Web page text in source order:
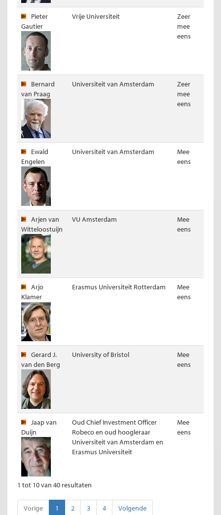
Pieter
Gautier
Vrije Universiteit
Zeer
mee
eens
Bernard
van Praag
Universiteit van Amsterdam
Zeer
mee
eens
Ewald
Engelen
Universiteit van Amsterdam
Mee
eens
Arjen van
Witteloostuijn
VU Amsterdam
Mee
eens
Arjo
Klamer
Erasmus Universiteit Rotterdam
Mee
eens
Gerard J.
van den Berg
University of Bristol
Mee
eens
Jaap van
Duijn
Oud Chief Investment Officer
Robeco en oud hoogleraar
Universiteit van Amsterdam en
Erasmus Universiteit
Mee
eens
1 tot 10 van 40 resultaten
Vorige 1 2 3 4 Volgende